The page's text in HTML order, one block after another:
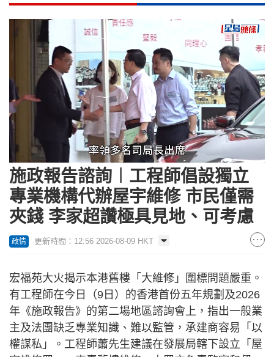
Loaded:
19.42%
施政報告諮詢︱工程師倡設獨立
專業機構代辦屋宇維修 市民僅需
夾錢 李家超讚極具見地、可考慮
政情 更新時間：12:56 2026-08-09 HKT
宏福苑大火揭示本港舊樓「大維修」圍標問題嚴重。
有工程師在今日（9日）的香港首份五年規劃及2026
年《施政報告》的第二場地區諮詢會上，指出一般業
主及法團缺乏專業知識、難以監管，承建商容易「以
權謀私」。工程師蕭先生建議在發展局轄下設立「屋